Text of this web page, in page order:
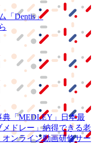
「Dentis」
典 「MEDLEY」
日本最
メドレー」納得できる老
オンライン動画研修サー